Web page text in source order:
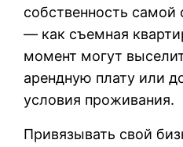
собственность
— как съемная
момент могут
арендную плату или
условия проживания.
Привязывать свой